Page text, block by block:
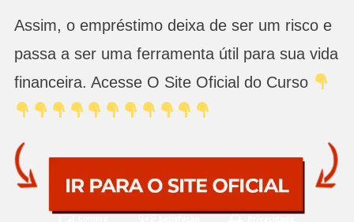
Assim, o empréstimo deixa de ser um risco e
passa a ser uma ferramenta útil para sua vida
financeira. Acesse O Site Oficial do Curso